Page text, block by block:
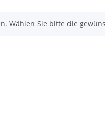
Wählen Sie bitte die